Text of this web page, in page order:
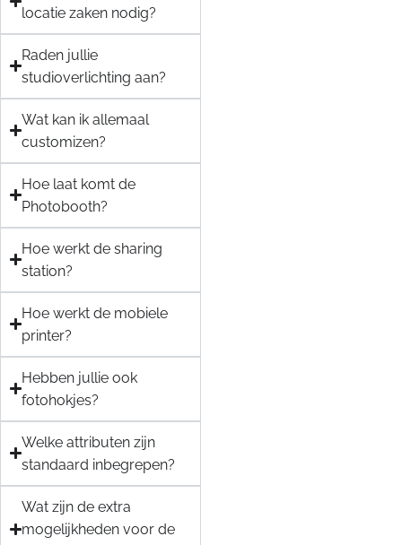
locatie zaken nodig?
Raden jullie
studioverlichting aan?
Wat kan ik allemaal
customizen?
Hoe laat komt de
Photobooth?
Hoe werkt de sharing
station?
Hoe werkt de mobiele
printer?
Hebben jullie ook
fotohokjes?
Welke attributen zijn
standaard inbegrepen?
Wat zijn de extra
mogelijkheden voor de